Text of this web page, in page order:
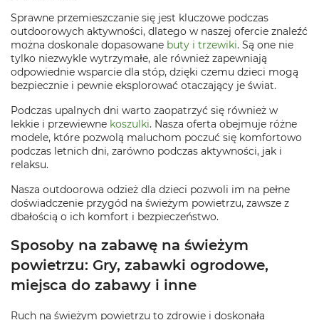
Sprawne przemieszczanie się jest kluczowe podczas
outdoorowych aktywności, dlatego w naszej ofercie znaleźć
można doskonale dopasowane buty i trzewiki. Są one nie
tylko niezwykle wytrzymałe, ale również zapewniają
odpowiednie wsparcie dla stóp, dzięki czemu dzieci mogą
bezpiecznie i pewnie eksplorować otaczający je świat.
Podczas upalnych dni warto zaopatrzyć się również w
lekkie i przewiewne koszulki. Nasza oferta obejmuje różne
modele, które pozwolą maluchom poczuć się komfortowo
podczas letnich dni, zarówno podczas aktywności, jak i
relaksu.
Nasza outdoorowa odzież dla dzieci pozwoli im na pełne
doświadczenie przygód na świeżym powietrzu, zawsze z
dbałością o ich komfort i bezpieczeństwo.
Sposoby na zabawę na świeżym
powietrzu: Gry, zabawki ogrodowe,
miejsca do zabawy i inne
Ruch na świeżym powietrzu to zdrowie i doskonała